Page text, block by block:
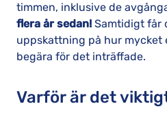
timmen, inklusive de
flera år sedan! Samtidigt får
uppskattning på hur mycket
begära för det inträffade.
Varför är det